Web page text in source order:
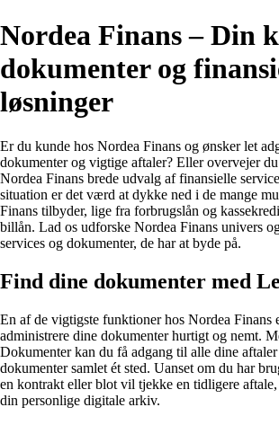
Nordea Finans – Din
dokumenter og
løsninger
Er du kunde hos Nordea Finans og ønsker let
dokumenter og vigtige aftaler? Eller overvejer
Nordea Finans brede udvalg af finansielle
situation er det værd at dykke ned i de mange
Finans tilbyder, lige fra forbrugslån og
billån. Lad os udforske Nordea Finans univers
services og dokumenter, de har at byde på.
Find dine dokumenter med
En af de vigtigste funktioner hos Nordea Finans
administrere dine dokumenter hurtigt og nemt.
Dokumenter kan du få adgang til alle dine
dokumenter samlet ét sted. Uanset om du har
en kontrakt eller blot vil tjekke en tidligere
din personlige digitale arkiv.